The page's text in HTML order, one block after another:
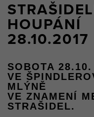
HOUPÁNÍ
28.10.2017
SOBOTA 28.10.
VE
MLÝNĚ
VE ZNAMENÍ
STRAŠIDEL.